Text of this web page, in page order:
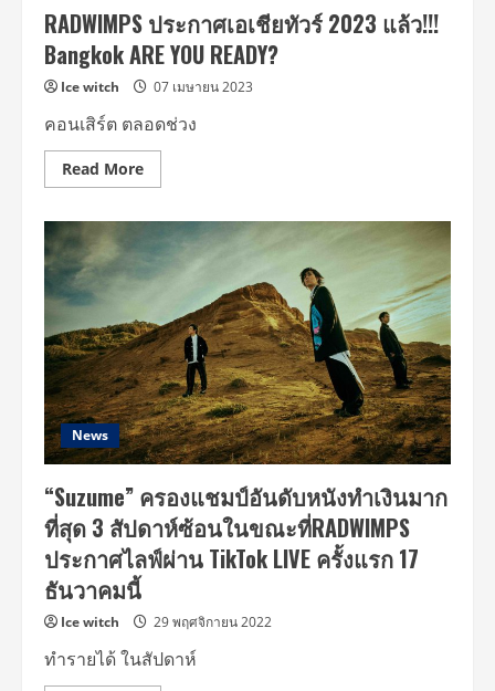
มันส์
ไม่
ยั้ง
2
ชั่วโมง
เต็ม!
RADWIMPS
Tour
2023
RADWIMPS ประกาศเอเชียทัวร์ 2023 แล้ว!!!
Bangkok ARE YOU READY?
Ice witch 07 เมษายน 2023
คอนเสิร์ต ตลอดช่วง
Read MoreRead
more
ประกาศ
เอเชีย
ทัวร์
2023
Bangkok
ARE
YOU
READY?
News
“Suzume” ครองแชมป์อันดับหนังทำเงินมาก
ที่สุด 3 สัปดาห์ซ้อนในขณะที่RADWIMPS
ประกาศไลฟ์ผ่าน TikTok LIVE ครั้งแรก 17
ธันวาคมนี้
Ice witch 29 พฤศจิกายน 2022
ทำรายได้ ในสัปดาห์